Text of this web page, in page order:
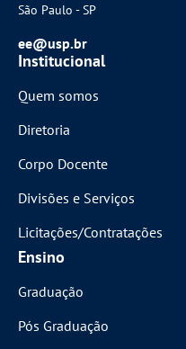
São Paulo - SP
ee@usp.br
Institucional
Quem somos
Diretoria
Corpo Docente
Divisões e Serviços
Licitações/Contratações
Ensino
Graduação
Pós Graduação